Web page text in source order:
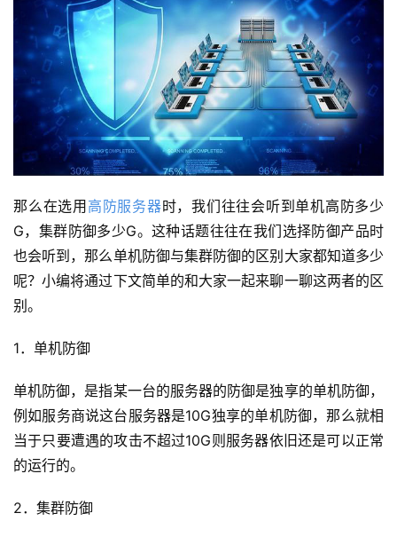
那么在选用 高防服务器时，我们往往会听到单机高防多少
G，集群防御多少G。这种话题往往在我们选择防御产品时
也会听到，那么单机防御与集群防御的区别大家都知道多少
呢？小编将通过下文简单的和大家一起来聊一聊这两者的区
别。
1．单机防御
单机防御，是指某一台的服务器的防御是独享的单机防御，
例如服务商说这台服务器是10G独享的单机防御，那么就相
当于只要遭遇的攻击不超过10G则服务器依旧还是可以正常
的运行的。
2．集群防御